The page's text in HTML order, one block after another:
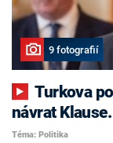
9 fotografií
Turkova pomsta, nekonfliktní Havlíček i
návrat
Téma: Politika